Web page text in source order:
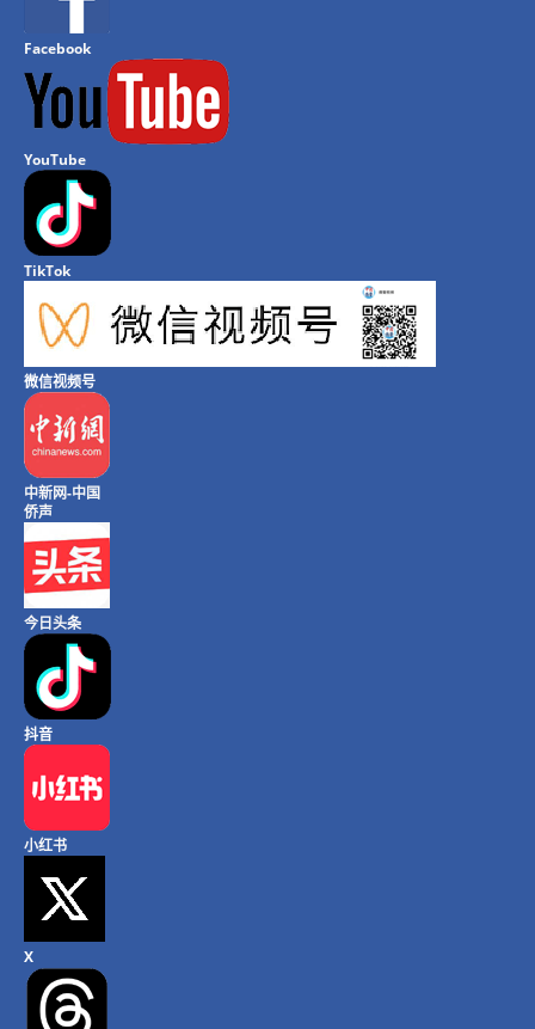
Facebook
YouTube
TikTok
微信视频号
中新网-中国
侨声
今日头条
抖音
小红书
X